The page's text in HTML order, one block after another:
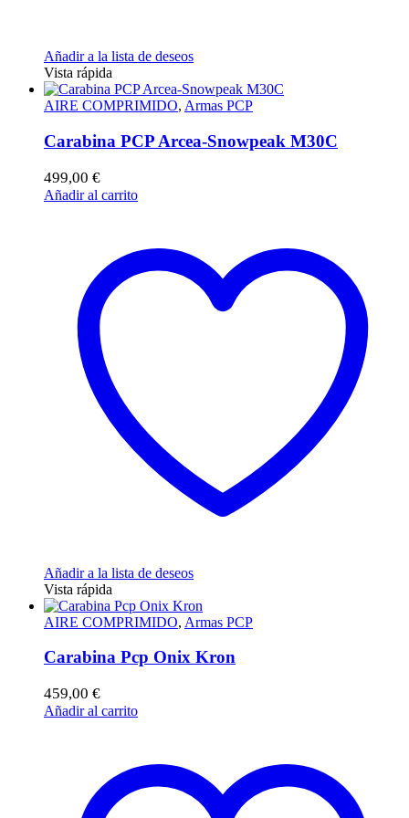
Añadir a la lista de deseos
Vista rápida
AIRE COMPRIMIDO, Armas PCP
Carabina PCP Arcea-Snowpeak M30C
499,00 €
Añadir al carrito
Añadir a la lista de deseos
Vista rápida
AIRE COMPRIMIDO, Armas PCP
Carabina Pcp Onix Kron
459,00 €
Añadir al carrito